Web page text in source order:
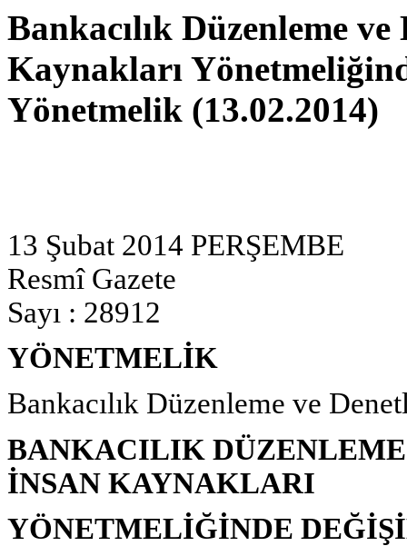
Bankacılık Düzenleme
Kaynakları
Yönetmelik (13.02.2014)
13 Şubat 2014 PERŞEMBE
Resmî Gazete
Sayı : 28912
YÖNETMELİK
Bankacılık Düzenleme ve
BANKACILIK
İNSAN KAYNAKLARI
YÖNETMELİĞİNDE